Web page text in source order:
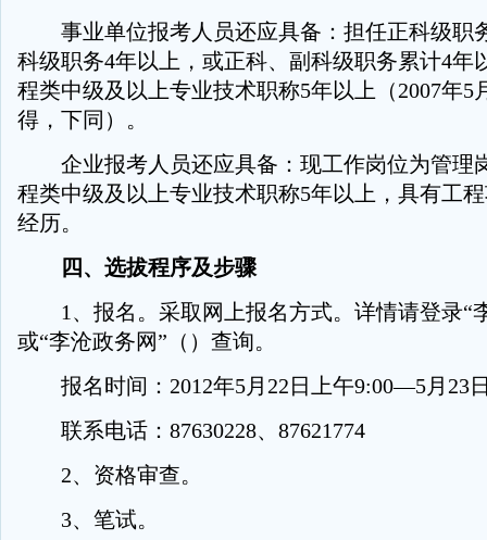
事业单位报考人员还应具备：担任正科级职
科级职务4年以上，或正科、副科级职务累计4年
程类中级及以上专业技术职称5年以上（2007年5
得，下同）。
企业报考人员还应具备：现工作岗位为管理
程类中级及以上专业技术职称5年以上，具有工
经历。
四、选拔程序及步骤
1、报名。采取网上报名方式。详情请登录“
或“李沧政务网”（）查询。
报名时间：2012年5月22日上午9:00—5月23
联系电话：87630228、87621774
2、资格审查。
3、笔试。